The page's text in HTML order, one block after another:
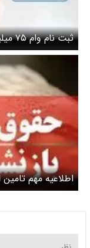
ثبت
+ جزییات
اطلاعیه مهم